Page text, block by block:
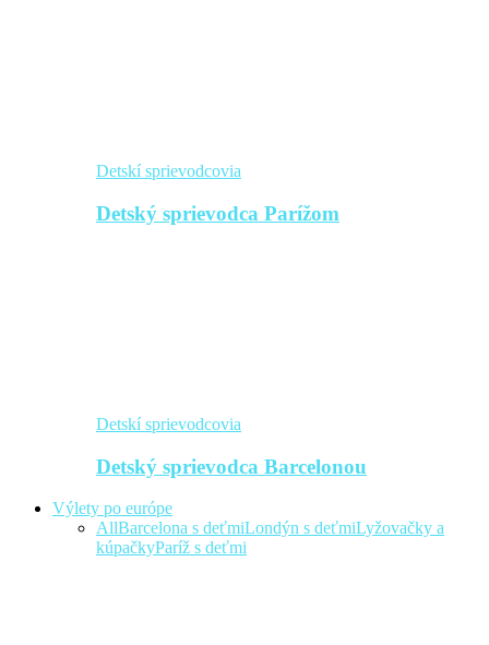
Detskí sprievodcovia
Detský sprievodca Parížom
Detskí sprievodcovia
Detský sprievodca Barcelonou
Výlety po európe
AllBarcelona s deťmiLondýn s deťmiLyžovačky a
kúpačkyParíž s deťmi